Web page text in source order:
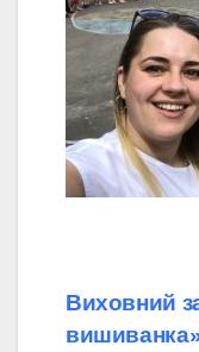
Виховний